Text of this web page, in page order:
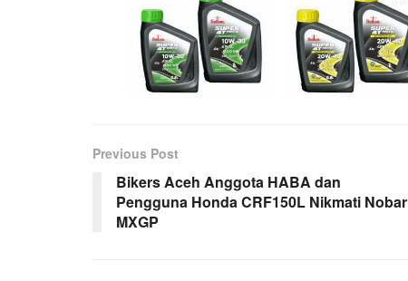
Previous Post
Bikers Aceh Anggota HABA dan
Pengguna Honda CRF150L Nikmati Nobar
MXGP